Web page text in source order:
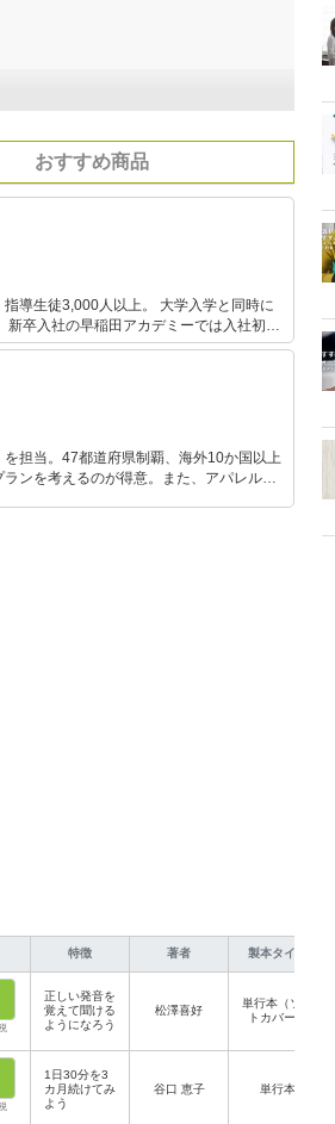
おすすめ商品
人以上。 大学入学と同時に
講師を経
績を出す。 河合塾Wingsでは
受験情報webメディアのコンテンツ執
る。 書籍出版10冊
聞・雑誌などのメ
導専門家」としてYouTube配信中。
担当。47都道府県制覇、海外10か国以上
ンを考えるのが得意。また、アパレルシ
特徴 著者 製本タイプ
正しい発音を
覚えて聞ける
ようになろう
松澤喜好
単行本（ソフ
トカバー）
1日30分を3
カ月続けてみ
よう
谷口 恵子 単行本